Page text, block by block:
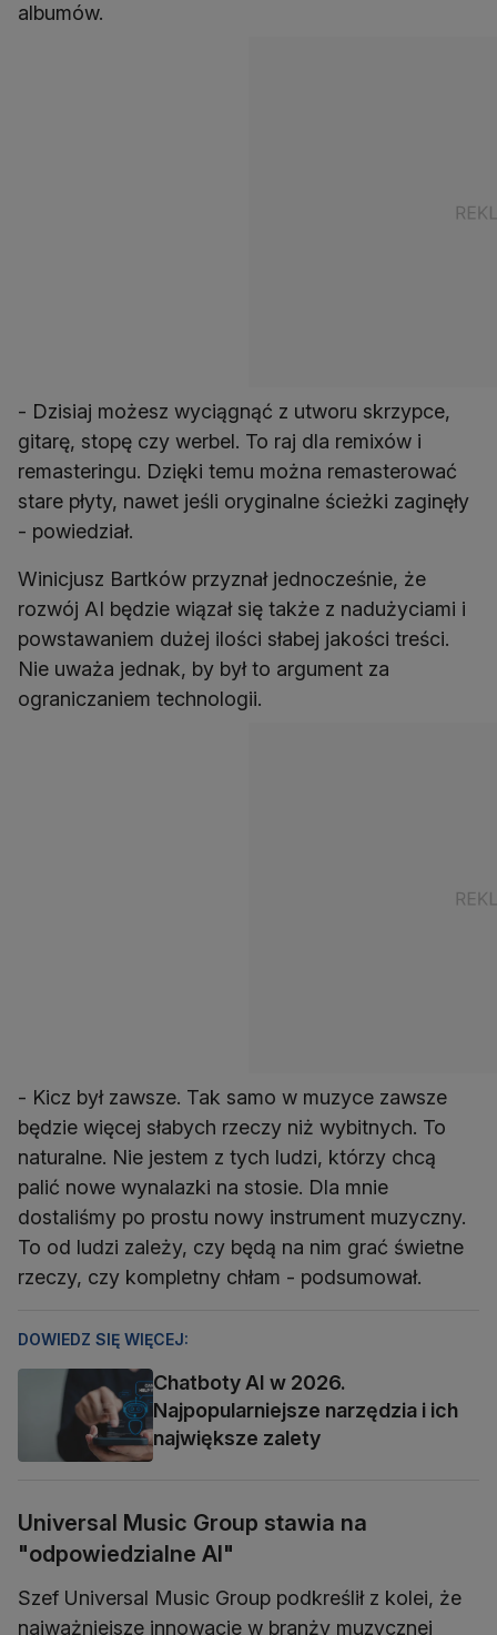
albumów.
- Dzisiaj możesz wyciągnąć z utworu skrzypce,
gitarę, stopę czy werbel. To raj dla remixów i
remasteringu. Dzięki temu można remasterować
stare płyty, nawet jeśli oryginalne ścieżki zaginęły
- powiedział.
Winicjusz Bartków przyznał jednocześnie, że
rozwój AI będzie wiązał się także z nadużyciami i
powstawaniem dużej ilości słabej jakości treści.
Nie uważa jednak, by był to argument za
ograniczaniem technologii.
- Kicz był zawsze. Tak samo w muzyce zawsze
będzie więcej słabych rzeczy niż wybitnych. To
naturalne. Nie jestem z tych ludzi, którzy chcą
palić nowe wynalazki na stosie. Dla mnie
dostaliśmy po prostu nowy instrument muzyczny.
To od ludzi zależy, czy będą na nim grać świetne
rzeczy, czy kompletny chłam - podsumował.
DOWIEDZ SIĘ WIĘCEJ:
Chatboty AI w 2026.
Najpopularniejsze narzędzia i ich
największe zalety
Universal Music Group stawia na
"odpowiedzialne AI"
Szef Universal Music Group podkreślił z kolei, że
najważniejsze innowacje w branży muzycznej